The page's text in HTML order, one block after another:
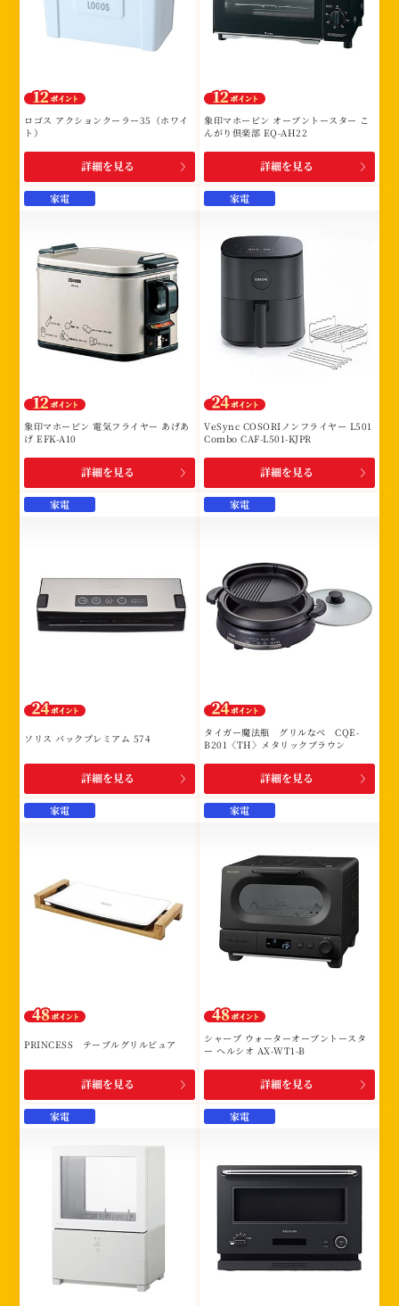
ロゴス アクションクーラー35（ホワイ
ト）
詳細を見る
象印マホービン オーブントースター こ
んがり倶楽部 EQ-AH22
詳細を見る
家電
象印マホービン 電気フライヤー あげあ
げ EFK-A10
詳細を見る
家電
VeSync COSORIノンフライヤー L501
Combo CAF-L501-KJPR
詳細を見る
家電
ソリス バックプレミアム 574
詳細を見る
家電
タイガー魔法瓶 グリルなべ CQE-
B201〈TH〉メタリックブラウン
詳細を見る
家電
PRINCESS テーブルグリルピュア
詳細を見る
家電
シャープ ウォーターオーブントースタ
ー ヘルシオ AX-WT1-B
詳細を見る
家電 家電